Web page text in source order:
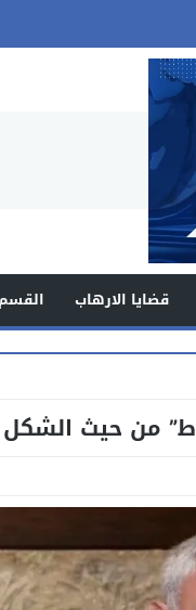
قضايا الارهاب
من حيث الشكل